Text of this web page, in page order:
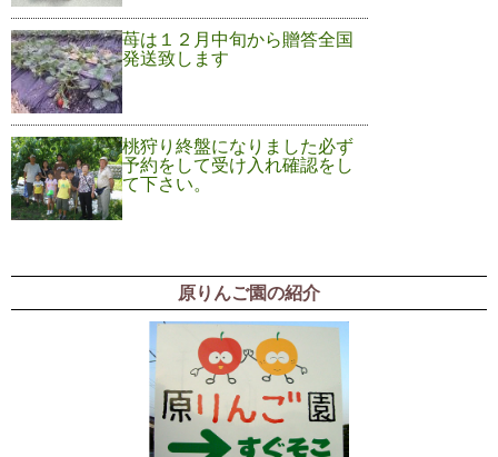
苺は１２月中旬から贈答全国
発送致します
桃狩り終盤になりました必ず
予約をして受け入れ確認をし
て下さい。
原りんご園の紹介